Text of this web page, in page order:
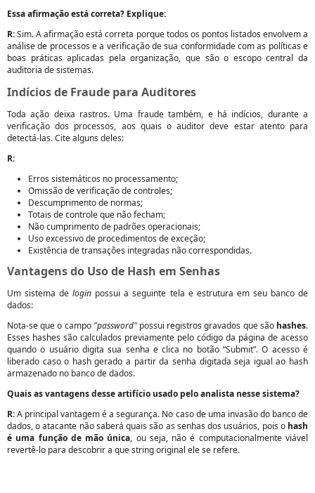
Essa afirmação está correta? Explique:
R:Sim. A afirmação está correta porque todos os pontos listados envolvem a
análise de processos e a verificação de sua conformidade com as políticas e
boas práticas aplicadas pela organização, que são o escopo central da
auditoria de sistemas.
Indícios de Fraude para Auditores
Toda ação deixa rastros. Uma fraude também, e há indícios, durante a
verificação dos processos, aos quais o auditor deve estar atento para
detectá-las. Cite alguns deles:
R:
Erros sistemáticos no processamento;
Omissão de verificação de controles;
Descumprimento de normas;
Totais de controle que não fecham;
Não cumprimento de padrões operacionais;
Uso excessivo de procedimentos de exceção;
Existência de transações integradas não correspondidas.
Vantagens do Uso de Hash em Senhas
Um sistema delogin possui a seguinte tela e estrutura em seu banco de
dados:
Nota-se que o campo "password"possui registros gravados que são hashes.
Esses hashes são calculados previamente pelo código da página de acesso
quando o usuário digita sua senha e clica no botão “Submit”. O acesso é
liberado caso o hash gerado a partir da senha digitada seja igual ao hash
armazenado no banco de dados.
Quais as vantagens desse artifício usado pelo analista nesse sistema?
R:A principal vantagem é a segurança. No caso de uma invasão do banco de
dados, o atacante não saberá quais são as senhas dos usuários, pois o hash
é uma função de mão única, ou seja, não é computacionalmente viável
revertê-lo para descobrir a que string original ele se refere.